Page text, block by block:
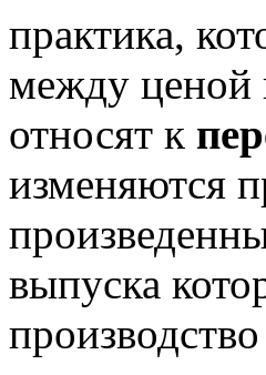
практика,
между ценой
относят к
изменяются
выпуска